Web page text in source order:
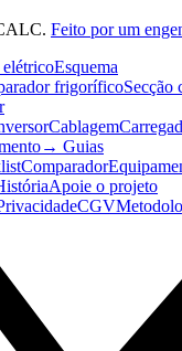
Feito por um
Esquema
frigoríficoSecção
Cablagem
→ Guias
Comparador
Apoie o projeto
CGV